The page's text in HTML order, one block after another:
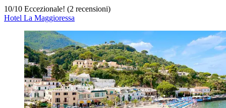
10/10 Eccezionale! (2 recensioni)
Hotel La Maggioressa